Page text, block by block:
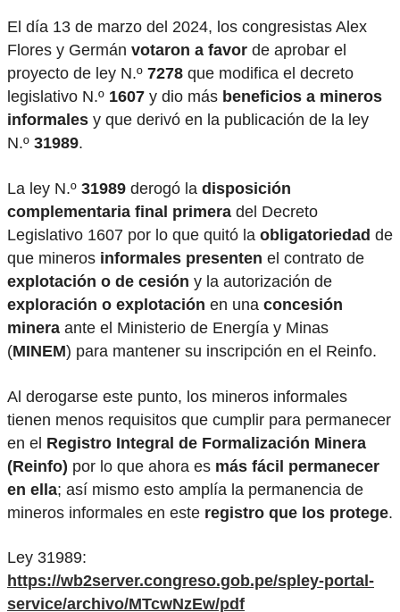
El día 13 de marzo del 2024, los congresistas Alex
Flores y Germán votaron a favor de aprobar el
proyecto de ley N.º 7278 que modifica el decreto
legislativo N.º 1607 y dio más beneficios a mineros
informales y que derivó en la publicación de la ley
N.º 31989.
La ley N.º 31989 derogó la disposición
complementaria final primera del Decreto
Legislativo 1607 por lo que quitó la obligatoriedad de
que mineros informales presenten el contrato de
explotación o de cesión y la autorización de
exploración o explotación en una concesión
minera ante el Ministerio de Energía y Minas
(MINEM) para mantener su inscripción en el Reinfo.
Al derogarse este punto, los mineros informales
tienen menos requisitos que cumplir para permanecer
en el Registro Integral de Formalización Minera
(Reinfo) por lo que ahora es más fácil permanecer
en ella; así mismo esto amplía la permanencia de
mineros informales en este registro que los protege.
Ley 31989:
https://wb2server.congreso.gob.pe/spley-portal-
service/archivo/MTcwNzEw/pdf